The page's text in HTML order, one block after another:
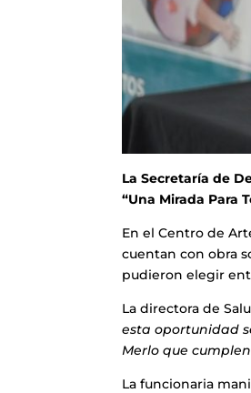
La Secretaría de
“Una Mirada Para
En el Centro de
cuentan con obra
pudieron elegir
La directora de
esta oportunidad
Merlo que
La funcionaria